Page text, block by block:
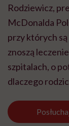
Rodziewicz,
McDonalda
przy których
znoszą
szpitalach, o
dlaczego